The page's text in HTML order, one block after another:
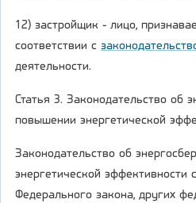
12) застройщик - лицо,
соответствии с
деятельности.
Статья 3. Законодательство об
повышении энергетической
Законодательство об
энергетической эффективности
Федерального закона, других